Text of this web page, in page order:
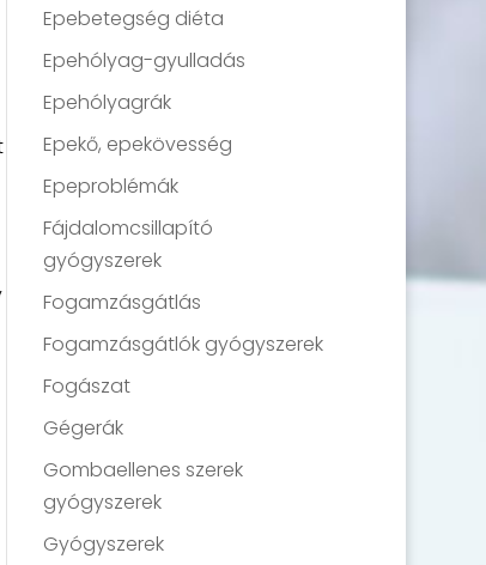
Epebetegség diéta
Epehólyag-gyulladás
Epehólyagrák
Epekő, epekövesség
Epeproblémák
Fájdalomcsillapító
gyógyszerek
Fogamzásgátlás
Fogamzásgátlók gyógyszerek
Fogászat
Gégerák
Gombaellenes szerek
gyógyszerek
Gyógyszerek